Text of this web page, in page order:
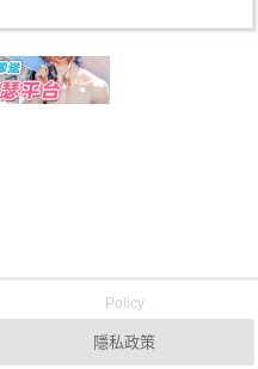
Policy
隱私政策